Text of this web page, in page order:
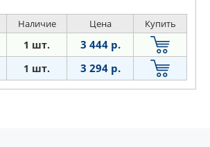
Наличие Цена Купить
1 шт. 3 444 р.
1 шт. 3 294 р.